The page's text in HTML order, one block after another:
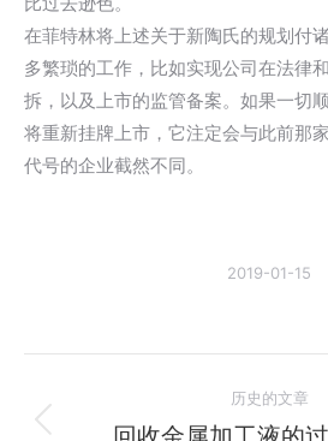
在菲特林将上述关于新陶氏的规划付
多繁琐的工作，比如实现公司在法律
拆，以及上市的监管备案。如果一切
将重新挂牌上市，它注定会与此前那
代号的企业截然不同。
2019-01-15
历史的文章
历